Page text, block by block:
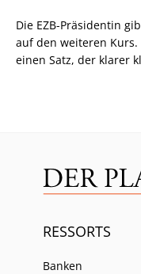
Die EZB-Präsidentin
auf den weiteren
einen Satz, der klarer
RESSORTS
Banken